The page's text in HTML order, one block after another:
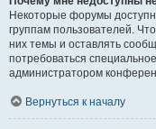
Некоторые форумы
группам пользователей.
них темы и оставлять
потребоваться
администратором
Вернуться к началу